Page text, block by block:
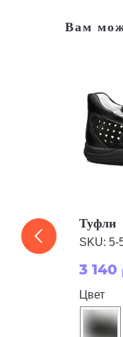
Вам
Туфли
SKU: 5-
3 140
Цвет